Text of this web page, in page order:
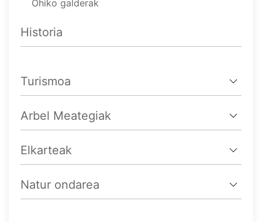
Ohiko galderak
Historia
Turismoa
Arbel Meategiak
Elkarteak
Natur ondarea